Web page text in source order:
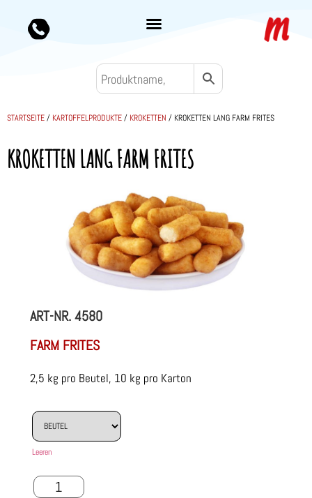
STARTSEITE/ KARTOFFELPRODUKTE/ KROKETTEN / KROKETTEN LANG FARM FRITES
KROKETTEN LANG FARM FRITES
ART-NR.4580
FARM FRITES
2,5 kg pro Beutel, 10 kg pro Karton
Leeren